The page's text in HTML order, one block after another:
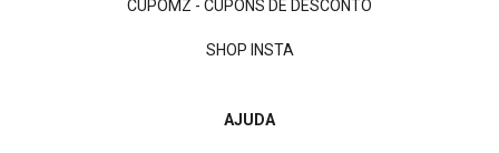
CUPOMZ - CUPONS DE DESCONTO
SHOP INSTA
AJUDA